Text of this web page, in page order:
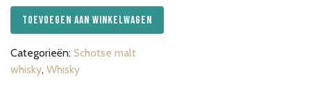
yrs
aantal
Toevoegen aan winkelwagen
Categorieën: Schotse malt
whisky, Whisky